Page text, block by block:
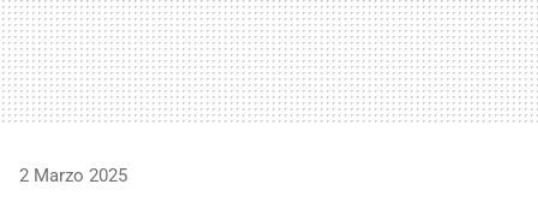
2 Marzo 2025